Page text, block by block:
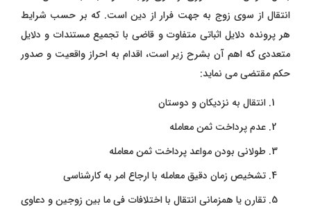
انتقال از سوی زوج به جهت فرار از دین است. که بر حسب شرایط
هر پرونده دلایل اثباتی متفاوت و قاضی با تجمیع مستندات و دلایل
متعددی که اهم آن بشرح زیر است، اقدام به احراز واقعیت و صدور
حکم مقتضی می نماید:
انتقال به نزدیکان و دوستان
عدم پرداخت ثمن معامله
طولانی بودن مواعد پرداخت ثمن معامله
تشخیص زمان دقیق معامله با ارجاع امر به کارشناسی
تقارن یا همزمانی انتقال با اختلافات فی ما بین زوجین و دعاوی